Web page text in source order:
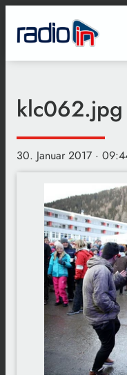
klc062.jpg
30. Januar 2017 ·